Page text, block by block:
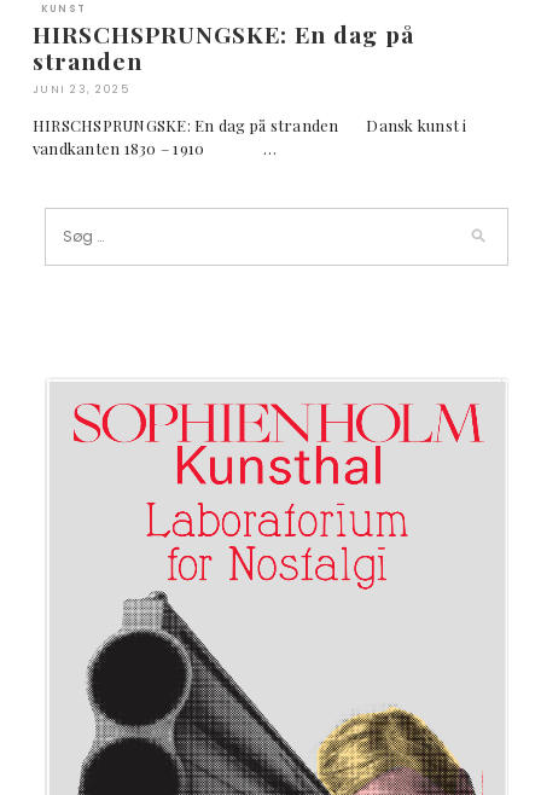
KUNST
HIRSCHSPRUNGSKE: En dag på
stranden
JUNI 23, 2025
HIRSCHSPRUNGSKE: En dag på stranden Dansk kunst i
vandkanten 1830 – 1910 …